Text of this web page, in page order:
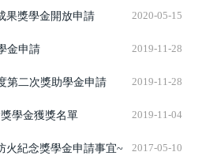
果獎學金開放申請 2020-05-15
金申請 2019-11-28
第二次獎助學金申請 2019-11-28
學金獲獎名單 2019-11-04
火紀念獎學金申請事宜~ 2017-05-10